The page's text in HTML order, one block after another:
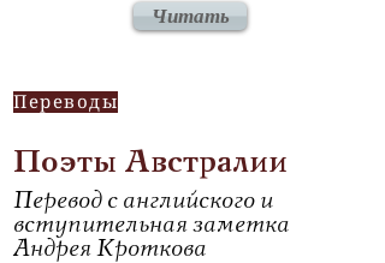
Читать
Переводы
Поэты Австралии
Перевод с английского и
вступительная заметка
Андрея Кроткова